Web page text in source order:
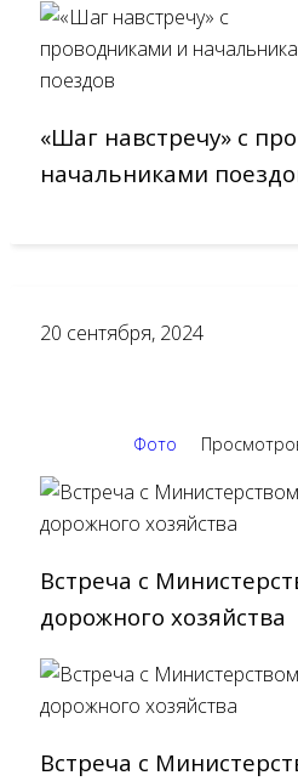
«Шаг навстречу» с
начальниками
20 сентября, 2024
Фото
Встреча с
дорожного хозяйства
Встреча с